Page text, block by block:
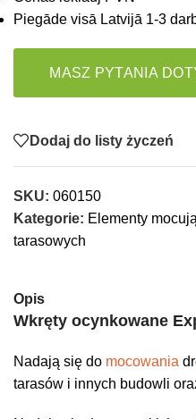
Piegāde visā Latvijā 1-3
MASZ PYTANIA
Dodaj do listy życzeń
SKU: 060150
Kategorie: Elementy
tarasowych
Opis
Wkręty ocynkowane
Nadają się do mocowania
tarasów i innych budowli